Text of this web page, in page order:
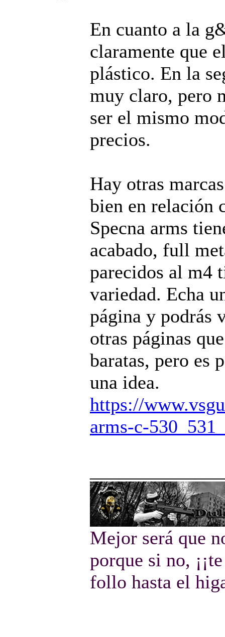
En cuanto a la
claramente que
plástico. En la
muy claro, pero
ser el mismo
precios.
Hay otras
bien en relación
Specna arms
acabado, full
parecidos al m4
variedad. Echa
página y podrás
otras páginas
baratas, pero es
una idea.
https://
arms-c-
Mejor será que
porque si no,
follo hasta el